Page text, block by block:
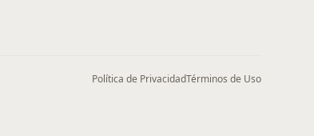
Política de PrivacidadTérminos de Uso